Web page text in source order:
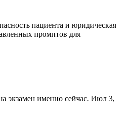
пациента и юридическая
промптов для
экзамен именно сейчас. Июл 3,